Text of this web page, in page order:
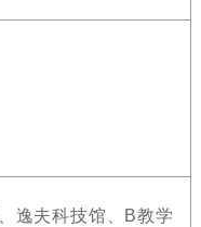
逸夫科技馆、B教学